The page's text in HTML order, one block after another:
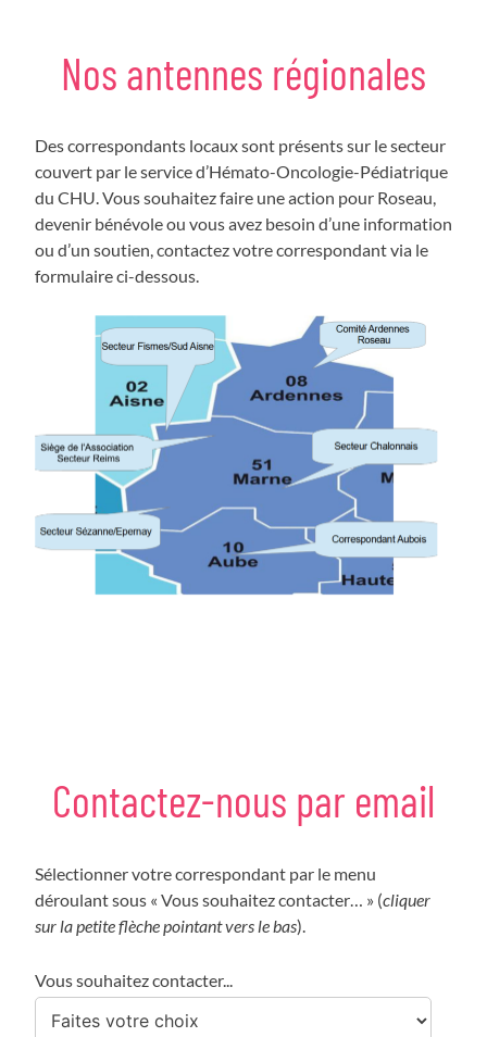
Nos antennes régionales
Des correspondants locaux sont présents sur le secteur
couvert par le service d’Hémato-Oncologie-Pédiatrique
du CHU. Vous souhaitez faire une action pour Roseau,
devenir bénévole ou vous avez besoin d’une information
ou d’un soutien, contactez votre correspondant via le
formulaire ci-dessous.
Contactez-nous par email
Sélectionner votre correspondant par le menu
déroulant sous « Vous souhaitez contacter… » (cliquer
sur la petite flèche pointant vers le bas).
Vous souhaitez contacter...